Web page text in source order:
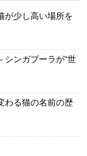
が少し高い場所を
シンガプーラが“世
わる猫の名前の歴